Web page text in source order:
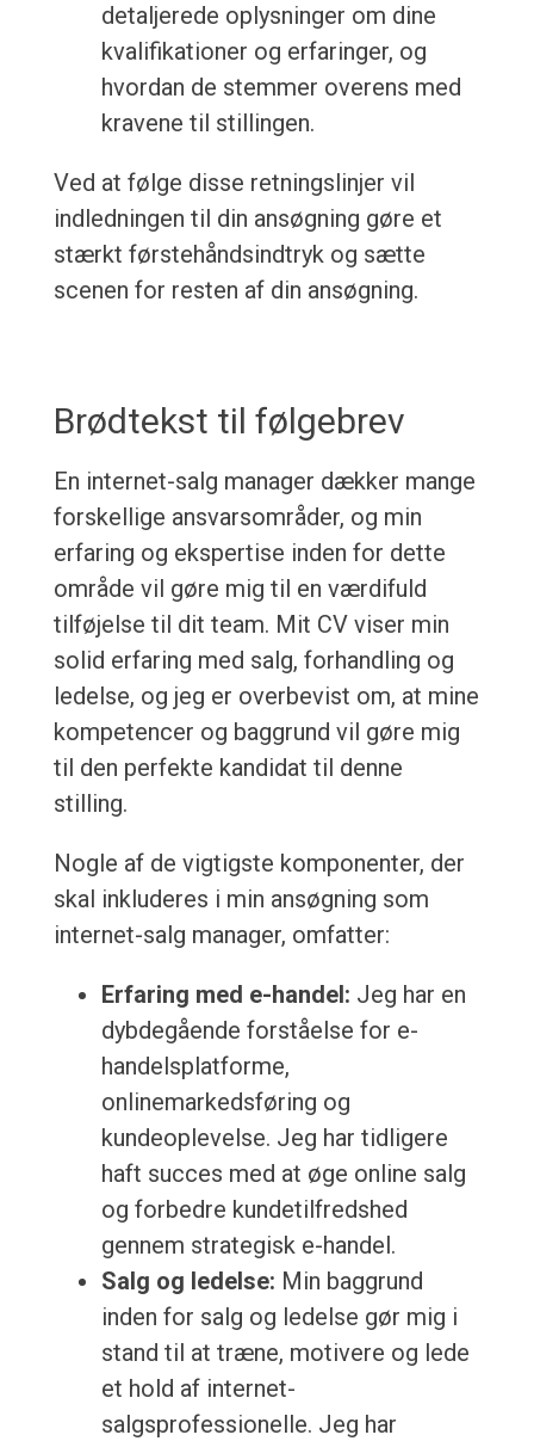
detaljerede oplysninger om dine
kvalifikationer og erfaringer, og
hvordan de stemmer overens med
kravene til stillingen.
Ved at følge disse retningslinjer vil
indledningen til din ansøgning gøre et
stærkt førstehåndsindtryk og sætte
scenen for resten af din ansøgning.
Brødtekst til følgebrev
En internet-salg manager dækker mange
forskellige ansvarsområder, og min
erfaring og ekspertise inden for dette
område vil gøre mig til en værdifuld
tilføjelse til dit team. Mit CV viser min
solid erfaring med salg, forhandling og
ledelse, og jeg er overbevist om, at mine
kompetencer og baggrund vil gøre mig
til den perfekte kandidat til denne
stilling.
Nogle af de vigtigste komponenter, der
skal inkluderes i min ansøgning som
internet-salg manager, omfatter:
Erfaring med e-handel: Jeg har en
dybdegående forståelse for e-
handelsplatforme,
onlinemarkedsføring og
kundeoplevelse. Jeg har tidligere
haft succes med at øge online salg
og forbedre kundetilfredshed
gennem strategisk e-handel.
Salg og ledelse: Min baggrund
inden for salg og ledelse gør mig i
stand til at træne, motivere og lede
et hold af internet-
salgsprofessionelle. Jeg har